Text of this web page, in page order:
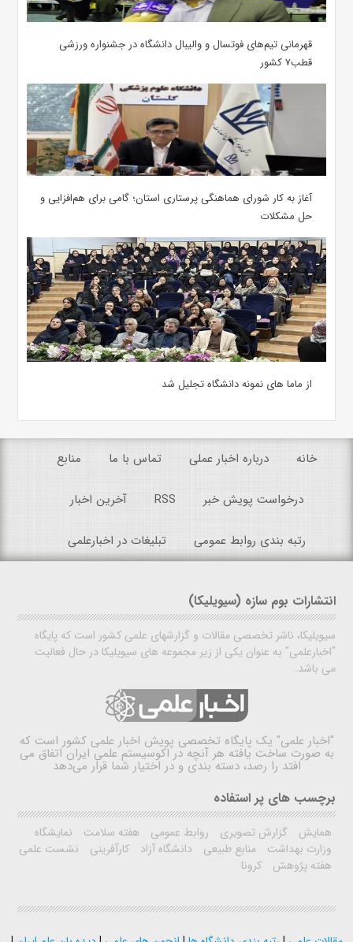
قهرمانی تیم‌های فوتسال و والیبال دانشگاه در جشنواره ورزشی
قطب۷ کشور
آغاز به کار شورای هماهنگی پرستاری استان؛ گامی برای هم‌افزایی و
حل مشکلات
از ماما های نمونه دانشگاه تجلیل شد
خانه درباره اخبار عملی تماس با ما منابع
درخواست پویش خبر RSS آخرین اخبار
رتبه بندی روابط عمومی تبلیغات در اخبارعلمی
انتشارات بوم سازه (سیویلیکا)
سیویلیکا، ناشر تخصصی مقالات و گزارشهای علمی کشور است که پایگاه
"اخبارعلمی" به عنوان یکی از زیر مجموعه های سیویلیکا در حال فعالیت
می باشد.
"اخبار علمی" یک پایگاه تخصصی پویش اخبار علمی کشور است که
به صورت ساخت یافته هر آنچه در اکوسیستم علمی ایران اتفاق می
افتد را رصد، دسته بندی و در اختیار شما قرار می‌دهد
برچسب های پر استفاده
همایش گزارش تصویری روابط عمومی هفته سلامت
نمایشگاه
وزارت بهداشت
منابع طبیعی دانشگاه آزاد کارآفرینی
نشست علمی
هفته پژوهش
کرونا